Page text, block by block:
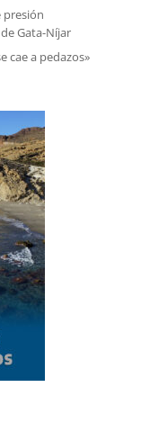
presión
Gata-Níjar
cae a pedazos»